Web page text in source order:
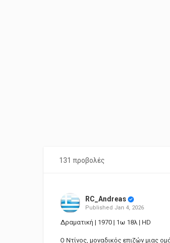
131 προβολές
RC_Andreas
Published Jan 4, 2026
Δραματική | 1970 | 1ω 18λ | HD
Ο Ντίνος, μοναδικός επιζών μιας